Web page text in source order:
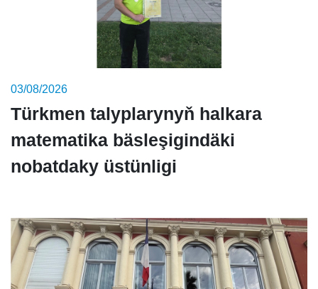
03/08/2026
Türkmen talyplarynyň halkara
matematika bäsleşigindäki
nobatdaky üstünligi